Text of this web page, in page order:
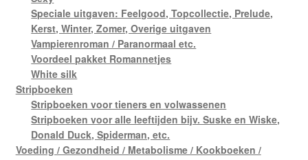
Speciale uitgaven: Feelgood, Topcollectie, Prelude,
Kerst, Winter, Zomer, Overige uitgaven
Vampierenroman / Paranormaal etc.
Voordeel pakket Romannetjes
White silk
Stripboeken
Stripboeken voor tieners en volwassenen
Stripboeken voor alle leeftijden bijv. Suske en Wiske,
Donald Duck, Spiderman, etc.
Voeding / Gezondheid / Metabolisme / Kookboeken /